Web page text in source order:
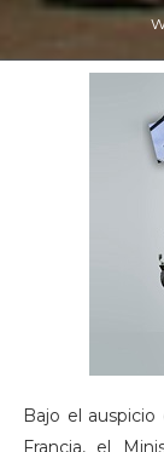
Bajo el
Francia, el